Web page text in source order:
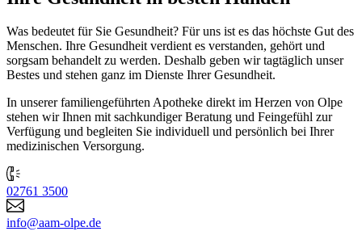
Was bedeutet für Sie Gesund­heit? Für uns ist es das höchste Gut des
Menschen. Ihre Gesund­heit verdient es verstanden, gehört und
sorgsam behandelt zu werden. Deshalb geben wir tagtäglich unser
Bestes und stehen ganz im Dienste Ihrer Gesund­heit.
In unserer familien­geführten Apotheke direkt im Herzen von Olpe
stehen wir Ihnen mit sachkundiger Beratung und Fein­gefühl zur
Verfügung und begleiten Sie individuell und persönlich bei Ihrer
medi­zinischen Versor­gung.
02761 3500
info@aam-olpe.de